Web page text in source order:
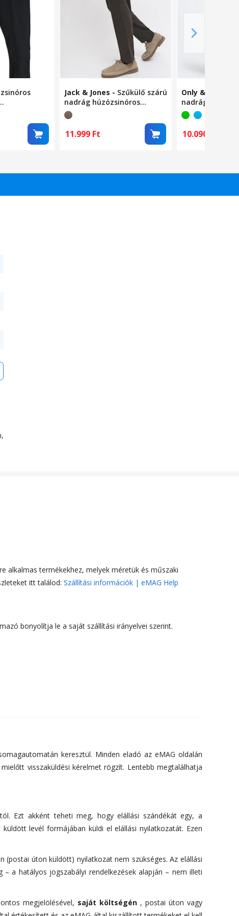
Fekete, M
Jack & Jones - Szűkülő szárú
nadrág húzózsinóros
derékrésszel, Melange
barna, M
11.999 Ft
Only & Sons
nadrág
derékrésszel,
10.090
alkalmas termékekhez, melyek méretük és műszaki
itt találod: Szállítási információk | eMAG Help
bonyolítja le a saját szállítási irányelvei szerint.
keresztül. Minden eladó az eMAG oldalán
visszaküldési kérelmet rögzít. Lentebb megtalálhatja
Ezt akként teheti meg, hogy elállási szándékát egy, a
levél formájában küldi el elállási nyilatkozatát. Ezen
úton küldött) nyilatkozat nem szükséges. Az elállási
a hatályos jogszabályi rendelkezések alapján – nem illeti
megjelölésével, saját költségén , postai úton vagy